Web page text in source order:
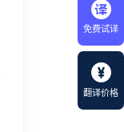
免费试译
翻译价格